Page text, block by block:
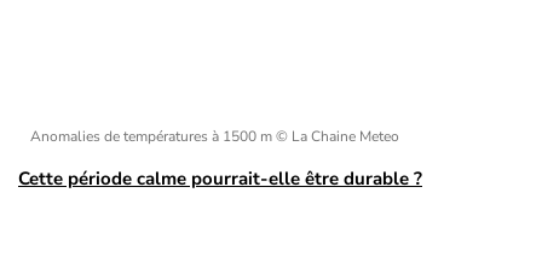
Anomalies de températures à 1500 m© La Chaine Meteo
Cette période calme pourrait-elle être durable ?